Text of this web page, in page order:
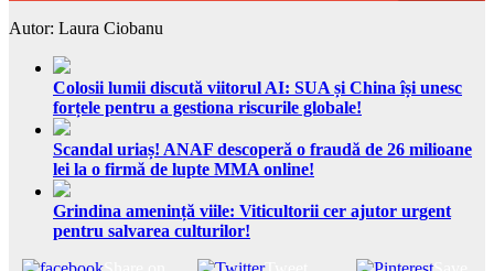
Autor: Laura Ciobanu
Colosii lumii discută viitorul AI: SUA și China își unesc
forțele pentru a gestiona riscurile globale!
Scandal uriaș! ANAF descoperă o fraudă de 26 milioane
lei la o firmă de lupte MMA online!
Grindina amenință viile: Viticultorii cer ajutor urgent
pentru salvarea culturilor!